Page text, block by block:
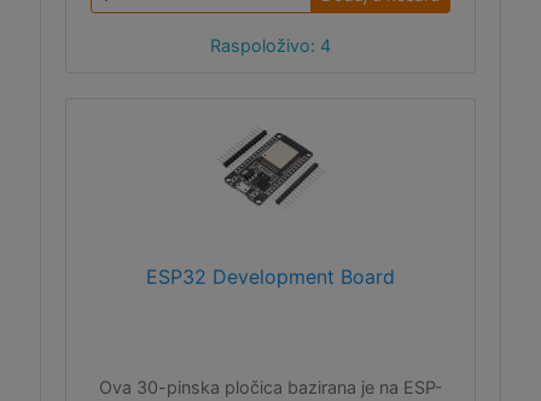
Raspoloživo: 4
ESP32 Development Board
Ova 30-pinska pločica bazirana je na ESP-